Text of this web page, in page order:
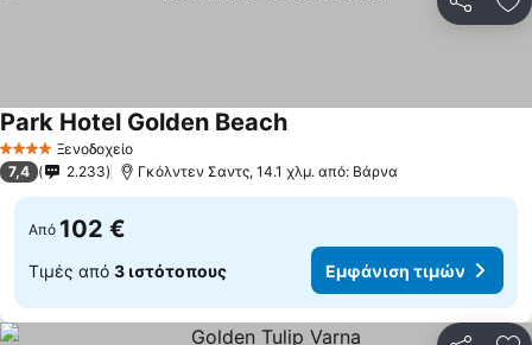
4 ΑστέριαΞενοδοχείο
Park Hotel Golden Beach
7,4 2.233 Γκόλντεν Σαντς, 14.1 χλμ. από: Βάρνα
Από 102 €
Τιμές από 3 ιστότοπους Εμφάνιση τιμών